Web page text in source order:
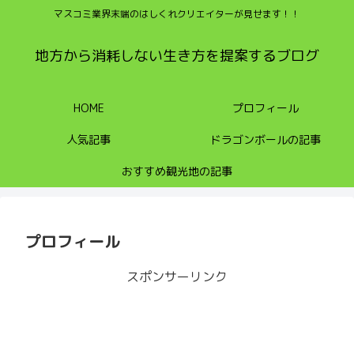
マスコミ業界末端のはしくれクリエイターが見せます！！
地方から消耗しない生き方を提案するブログ
HOME プロフィール
人気記事 ドラゴンボールの記事
おすすめ観光地の記事
プロフィール
スポンサーリンク